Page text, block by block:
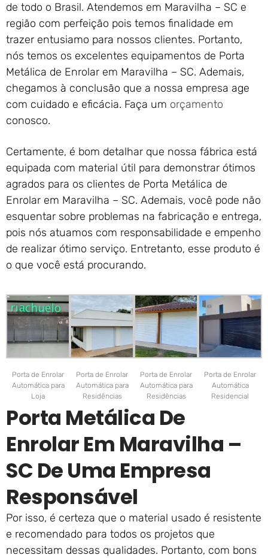
Portão de Garagem de
Enrolar em Paraty – RJ
Portão de Garagem de
Enrolar em Nova Iguaçu – RJ
Portão de Garagem de
RJ
de todo o Brasil. Atendemos em Maravilha – SC e
região com perfeição pois temos finalidade em
trazer entusiamo para nossos clientes. Portanto,
nós temos os excelentes equipamentos de Porta
Metálica de Enrolar em Maravilha – SC. Ademais,
chegamos à conclusão que a nossa empresa age
com cuidado e eficácia. Faça um orçamento
conosco.
Certamente, é bom detalhar que nossa fábrica está
equipada com material útil para demonstrar ótimos
agrados para os clientes de Porta Metálica de
Enrolar em Maravilha – SC. Ademais, você pode não
esquentar sobre problemas na fabricação e entrega,
pois nós atuamos com responsabilidade e empenho
de realizar ótimo serviço. Entretanto, esse produto é
o que você está procurando.
Porta de Enrolar
Automática para
Loja
Porta de Enrolar
Automática para
Residências
Porta de Enrolar
Automática para
Residências
Porta de Enrolar
Automática
Residencial
Porta Metálica De
Enrolar Em Maravilha –
SC De Uma Empresa
Responsável
Por isso, é certeza que o material usado é resistente
e recomendado para todos os projetos que
necessitam dessas qualidades. Portanto, com bons